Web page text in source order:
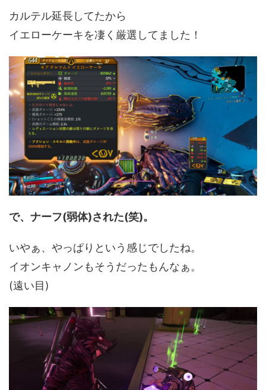
カルテル延長してたから
イエローケーキを凄く厳選してました！
で、ナーフ(弱体)された(笑)。
いやぁ、やっぱりという感じでしたね。
イオンキャノンもそうだったもんなぁ。
(遠い目)